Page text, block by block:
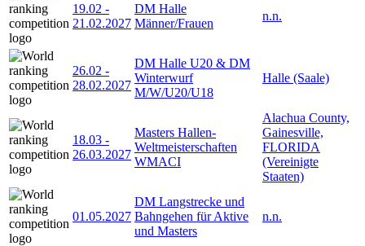
19.02 -
21.02.2027
DM Halle
Männer/Frauen
n.n.
26.02 -
28.02.2027
DM Halle U20 & DM
Winterwurf
M/W/U20/U18
Halle (Saale)
18.03 -
26.03.2027
Masters Hallen-
Weltmeisterschaften
WMACI
Alachua County,
Gainesville,
FLORIDA
(Vereinigte
Staaten)
01.05.2027
DM Langstrecke und
Bahngehen für Aktive
und Masters
n.n.